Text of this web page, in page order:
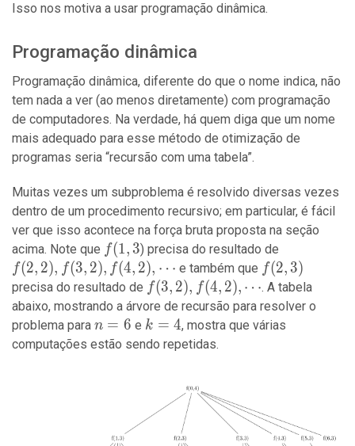
Isso nos motiva a usar programação dinâmica.
Programação dinâmica
Programação dinâmica, diferente do que o nome indica, não
tem nada a ver (ao menos diretamente) com programação
de computadores. Na verdade, há quem diga que um nome
mais adequado para esse método de otimização de
programas seria “recursão com uma tabela”.
Muitas vezes um subproblema é resolvido diversas vezes
dentro de um procedimento recursivo; em particular, é fácil
ver que isso acontece na força bruta proposta na seção
acima. Note que f(1,
3
f(1, 3) precisa do resultado de
2),
f(3,
2),
f(4,
f(2, 2), f(3, 2), f(4, 2), ⋯ e também que f(2,
3)
f(2, 3)
precisa do resultado de f(3,
2),
f(4,
2),
f(3, 2), f(4, 2), ⋯. A tabela
abaixo, mostrando a árvore de recursão para resolver o
problema para n
=
n = 6 e k
=
k = 4, mostra que várias
computações estão sendo repetidas.